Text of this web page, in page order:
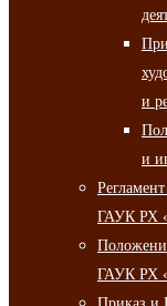
и
и
ГАУК РХ
ГАУК РХ